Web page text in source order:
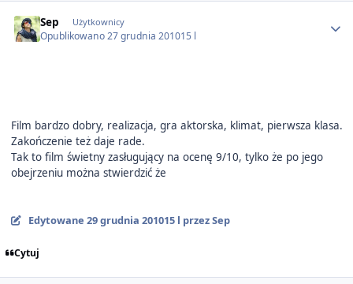
Sep Użytkownicy
Opublikowano27 grudnia 201015 l
Film bardzo dobry, realizacja, gra aktorska, klimat, pierwsza klasa.
Zakończenie też daje rade.
Tak to film świetny zasługujący na ocenę 9/10, tylko że po jego
obejrzeniu można stwierdzić że
Edytowane 29 grudnia 201015 l przez Sep
Cytuj